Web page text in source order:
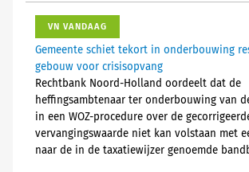
VN VANDAAG
Gemeente schiet tekort in onderbouwing
gebouw voor crisisopvang
Rechtbank Noord-Holland oordeelt dat de
heffingsambtenaar ter onderbouwing van
in een WOZ-procedure over de
vervangingswaarde niet kan volstaan met
naar de in de taxatiewijzer genoemde